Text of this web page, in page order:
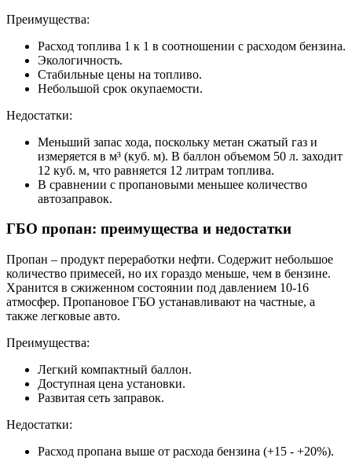
Преимущества:
Расход топлива 1 к 1 в соотношении с расходом бензина.
Экологичность.
Стабильные цены на топливо.
Небольшой срок окупаемости.
Недостатки:
Меньший запас хода, поскольку метан сжатый газ и
измеряется в м³ (куб. м). В баллон объемом 50 л. заходит
12 куб. м, что равняется 12 литрам топлива.
В сравнении с пропановыми меньшее количество
автозаправок.
ГБО пропан: преимущества и недостатки
Пропан – продукт переработки нефти. Содержит небольшое
количество примесей, но их гораздо меньше, чем в бензине.
Хранится в сжиженном состоянии под давлением 10-16
атмосфер. Пропановое ГБО устанавливают на частные, а
также легковые авто.
Преимущества:
Легкий компактный баллон.
Доступная цена установки.
Развитая сеть заправок.
Недостатки:
Расход пропана выше от расхода бензина (+15 - +20%).